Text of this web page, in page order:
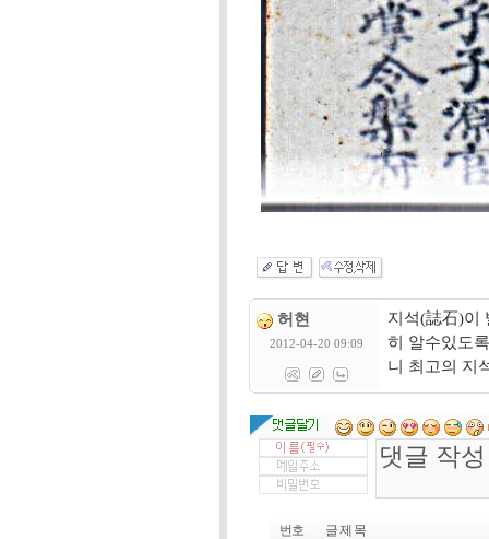
허현
2012-04-20 09:09
지석(誌石)이
히 알수있도
니 최고의 지
번호 글 제 목